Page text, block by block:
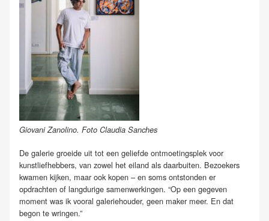
Giovani Zanolino. Foto Claudia Sanches
De galerie groeide uit tot een geliefde ontmoetingsplek voor
kunstliefhebbers, van zowel het eiland als daarbuiten. Bezoekers
kwamen kijken, maar ook kopen – en soms ontstonden er
opdrachten of langdurige samenwerkingen. “Op een gegeven
moment was ik vooral galeriehouder, geen maker meer. En dat
begon te wringen.”